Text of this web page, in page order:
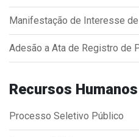
Seletivo Simplificado
Instruções Normativas
Dispensas e
Manifestação de Interesse de
Adesão a Ata de Registro de
Recursos Humanos
Processo Seletivo Público